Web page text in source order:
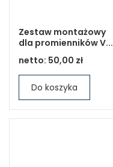
Zestaw montażowy
dla promienników V...
netto: 50,00 zł
Do koszyka